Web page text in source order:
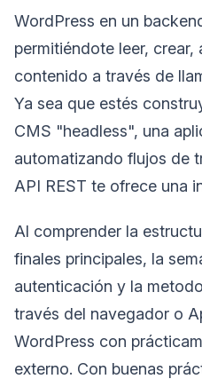
WordPress en un
permitiéndote leer, crear,
contenido a través de
Ya sea que estés
CMS "headless", una
automatizando flujos de
API REST te ofrece una
Al comprender la
finales principales, la
autenticación y la
través del navegador o
WordPress con
externo. Con buenas